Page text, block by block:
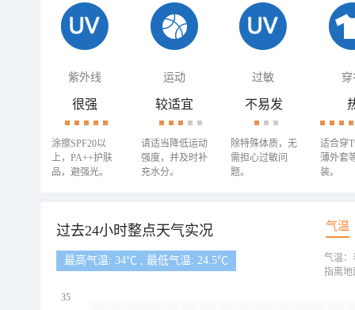
紫外线 运动 过敏 穿
很强
涂擦SPF20以
上，PA++护肤
品，避强光。
较适宜
请适当降低运动
强度，并及时补
充水分。
不易发
除特殊体质，无
需担心过敏问
题。
适合穿
薄外套
装。
过去24小时整点天气实况 气温
最高气温: 34℃ , 最低气温: 24.5℃
35
气温：
指离地